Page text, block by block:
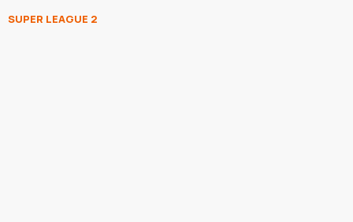
SUPER LEAGUE 2